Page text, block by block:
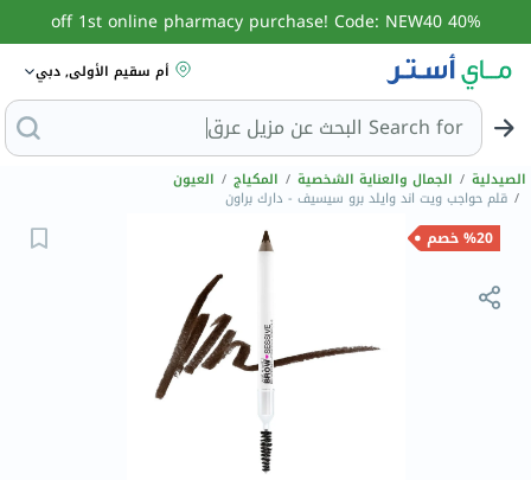
40% off 1st online pharmacy purchase! Code: NEW40
أم سقيم الأولى, دبي
Search for البحث عن مزيل عر
الصيدلية / الجمال والعناية الشخصية / المكياج / العيون
/ قلم حواجب ويت اند وايلد برو سيسيف - دارك براون
%20 خصم